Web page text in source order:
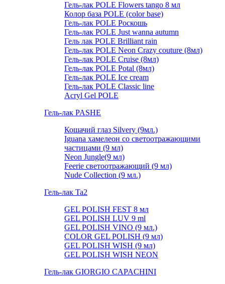
Гель-лак POLE Flowers tango 8 мл
Колор база POLE (color base)
Гель-лак POLE Роскошь
Гель-лак POLE Just wanna autumn
Гель лак POLE Brilliant rain
Гель-лак POLE Neon Crazy couture (8мл)
Гель-лак POLE Cruise (8мл)
Гель-лак POLE Potal (8мл)
Гель-лак POLE Ice cream
Гель-лак POLE Classic line
Acryl Gel POLE
Гель-лак PASHE
Кошачий глаз Silvery (9мл.)
Iguana хамелеон со светоотражающими
частицами (9 мл)
Neon Jungle(9 мл)
Feerie светоотражающий (9 мл)
Nude Collection (9 мл.)
Гель-лак Ta2
GEL POLISH FEST 8 мл
GEL POLISH LUV 9 ml
GEL POLISH VINO (9 мл.)
COLOR GEL POLISH (9 мл)
GEL POLISH WISH (9 мл)
GEL POLISH WISH NEON
Гель-лак GIORGIO CAPACHINI